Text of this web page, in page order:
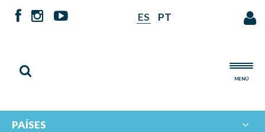
ES PT
MENÚ
PAÍSES